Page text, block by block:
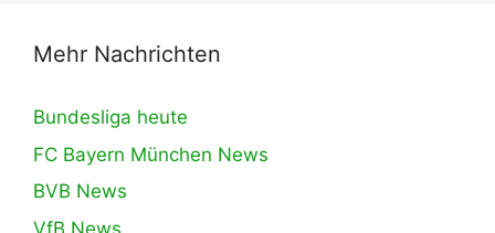
Mehr Nachrichten
Bundesliga heute
FC Bayern München News
BVB News
VfB News